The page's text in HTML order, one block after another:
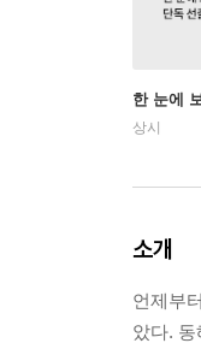
한 눈에
상시
소개
언제부
았다.